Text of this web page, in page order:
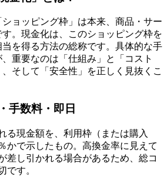
ョッピング枠」は本来、商品・サー
。現金化は、このショッピング枠を
を得る方法の総称です。具体的な手
重要なのは「仕組み」と「コスト
、そして「安全性」を正しく見抜くこ
手数料・即日
る現金額を、利用枠（または購入
かで示したもの。高換金率に見えて
差し引かれる場合があるため、総コ
です。